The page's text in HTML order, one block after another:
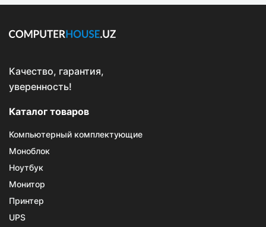
Качество, гарантия,
уверенность!
Каталог товаров
Компьютерный комплектующие
Моноблок
Ноутбук
Монитор
Принтер
UPS